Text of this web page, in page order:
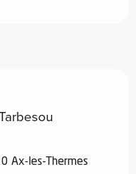
Ax-les-Thermes